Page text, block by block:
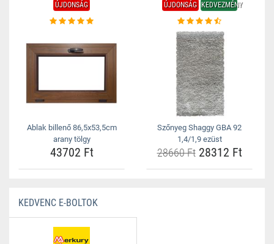
ÚJDONSÁG
Ablak billenő 86,5x53,5cm
arany tölgy
43702 Ft
ÚJDONSÁG KEDVEZMÉNY
Szőnyeg Shaggy GBA 92
1,4/1,9 ezüst
28660 Ft28312 Ft
KEDVENC E-BOLTOK